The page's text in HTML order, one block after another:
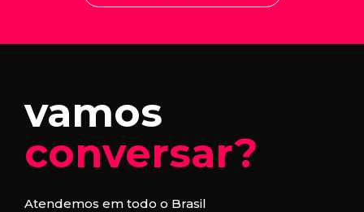
vamos
conversar?
Atendemos em todo o Brasil